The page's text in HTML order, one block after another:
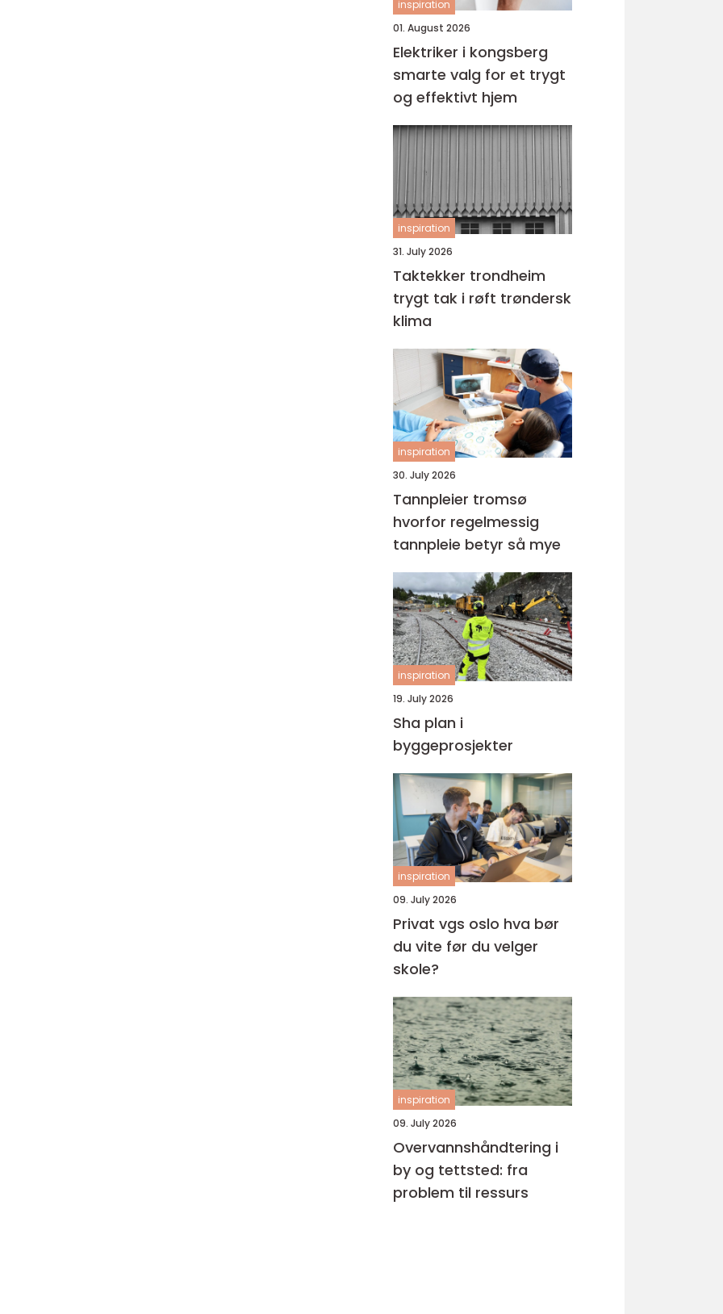
inspiration
01. August 2026
Elektriker i kongsberg
smarte valg for et trygt
og effektivt hjem
inspiration
31. July 2026
Taktekker trondheim
trygt tak i røft trøndersk
klima
inspiration
30. July 2026
Tannpleier tromsø
hvorfor regelmessig
tannpleie betyr så mye
inspiration
19. July 2026
Sha plan i
byggeprosjekter
inspiration
09. July 2026
Privat vgs oslo hva bør
du vite før du velger
skole?
inspiration
09. July 2026
Overvannshåndtering i
by og tettsted: fra
problem til ressurs